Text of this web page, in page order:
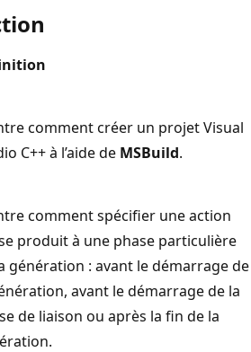
comment créer un projet Visual
C++ à l’aide de MSBuild.
comment spécifier une action
produit à une phase particulière
génération : avant le démarrage de
avant le démarrage de la
de liaison ou après la fin de la